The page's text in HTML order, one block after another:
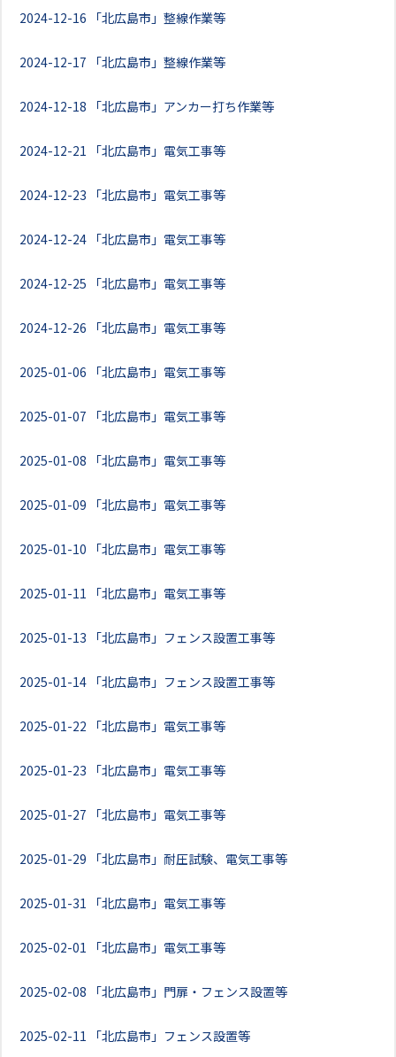
2024-12-16 「北広島市」整線作業等
2024-12-17 「北広島市」整線作業等
2024-12-18 「北広島市」アンカー打ち作業等
2024-12-21 「北広島市」電気工事等
2024-12-23 「北広島市」電気工事等
2024-12-24 「北広島市」電気工事等
2024-12-25 「北広島市」電気工事等
2024-12-26 「北広島市」電気工事等
2025-01-06 「北広島市」電気工事等
2025-01-07 「北広島市」電気工事等
2025-01-08 「北広島市」電気工事等
2025-01-09 「北広島市」電気工事等
2025-01-10 「北広島市」電気工事等
2025-01-11 「北広島市」電気工事等
2025-01-13 「北広島市」フェンス設置工事等
2025-01-14 「北広島市」フェンス設置工事等
2025-01-22 「北広島市」電気工事等
2025-01-23 「北広島市」電気工事等
2025-01-27 「北広島市」電気工事等
2025-01-29 「北広島市」耐圧試験、電気工事等
2025-01-31 「北広島市」電気工事等
2025-02-01 「北広島市」電気工事等
2025-02-08 「北広島市」門扉・フェンス設置等
2025-02-11 「北広島市」フェンス設置等